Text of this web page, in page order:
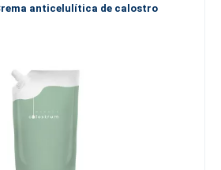
anticelulítica de calostro